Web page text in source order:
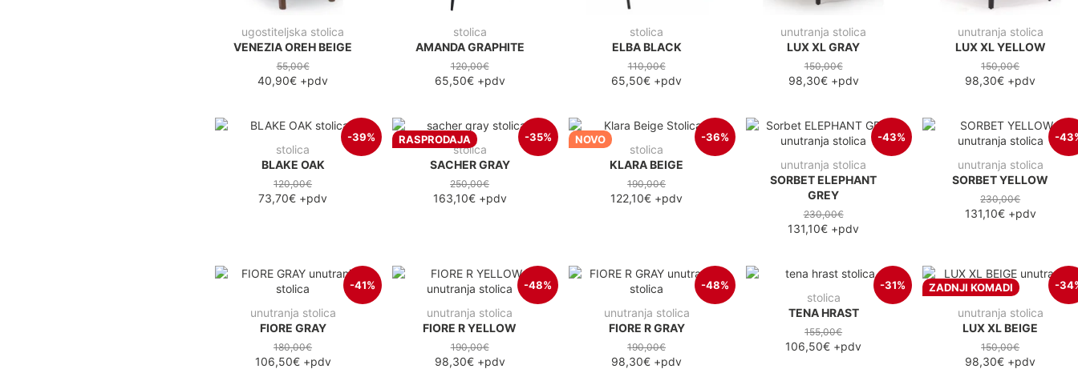
ugostiteljska stolica
VENEZIA OREH BEIGE
55,00€
40,90€ +pdv
stolica
AMANDA GRAPHITE
120,00€
65,50€+pdv
stolica
ELBA BLACK
110,00€
65,50€ +pdv
unutranja stolica
LUX XL GRAY
150,00€
98,30€+pdv
unutranja stolica
LUX XL YELLOW
150,00€
98,30€ +pdv
-39%
stolica
BLAKE OAK
120,00€
73,70€ +pdv
RASPRODAJA -35%
stolica
SACHER GRAY
250,00€
163,10€+pdv
NOVO -36%
stolica
KLARA BEIGE
190,00€
122,10€ +pdv
-43%
unutranja stolica
SORBET ELEPHANT
GREY
230,00€
131,10€ +pdv
-
unutranja stolica
SORBET YELLOW
230,00€
131,10€+pdv
-41%
unutranja stolica
FIORE GRAY
180,00€
106,50€+pdv
-48%
unutranja stolica
FIORE R YELLOW
190,00€
98,30€+pdv
-48%
unutranja stolica
FIORE R GRAY
190,00€
98,30€ +pdv
-31%
stolica
TENA HRAST
155,00€
106,50€ +pdv
ZADNJI KOMADI -
unutranja stolica
LUX XL BEIGE
150,00€
98,30€ +pdv